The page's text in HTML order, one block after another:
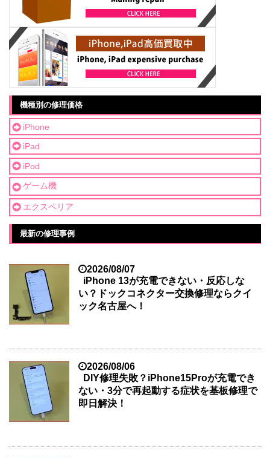
機種別の修理価格
iPhone
iPad
iPod
ゲーム機
エクスペリア
最新の修理事例
2026/08/07
iPhone 13が充電できない・反応しな
い？ドックコネクター交換修理ならクイ
ック名古屋へ！
2026/08/06
DIY修理失敗？iPhone15Proが充電でき
ない・3分で再起動する症状を基板修理で
即日解決！